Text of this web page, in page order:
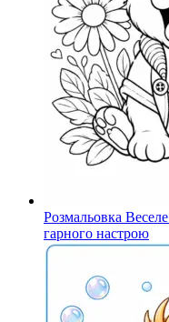
Розмальовка
гарного настрою